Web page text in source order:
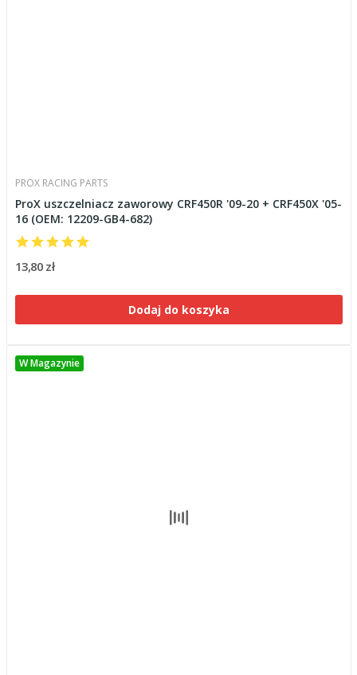
PROX RACING PARTS
ProX uszczelniacz zaworowy CRF450R '09-20 + CRF450X '05-
16 (OEM: 12209-GB4-682)
13,80 zł
Dodaj do koszyka
W Magazynie